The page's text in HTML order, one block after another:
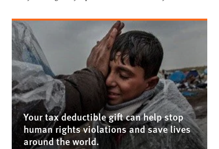
Your tax deductible gift can help stop
human rights violations and save lives
around the world.